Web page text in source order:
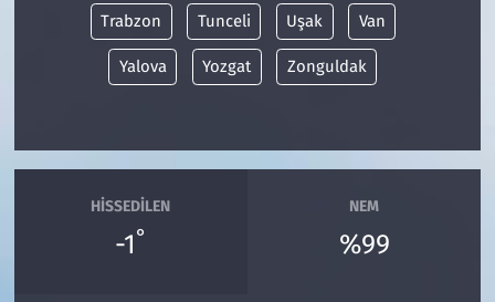
Trabzon Tunceli Uşak Van
Yalova Yozgat Zonguldak
HISSEDILEN
-1°
NEM
%99